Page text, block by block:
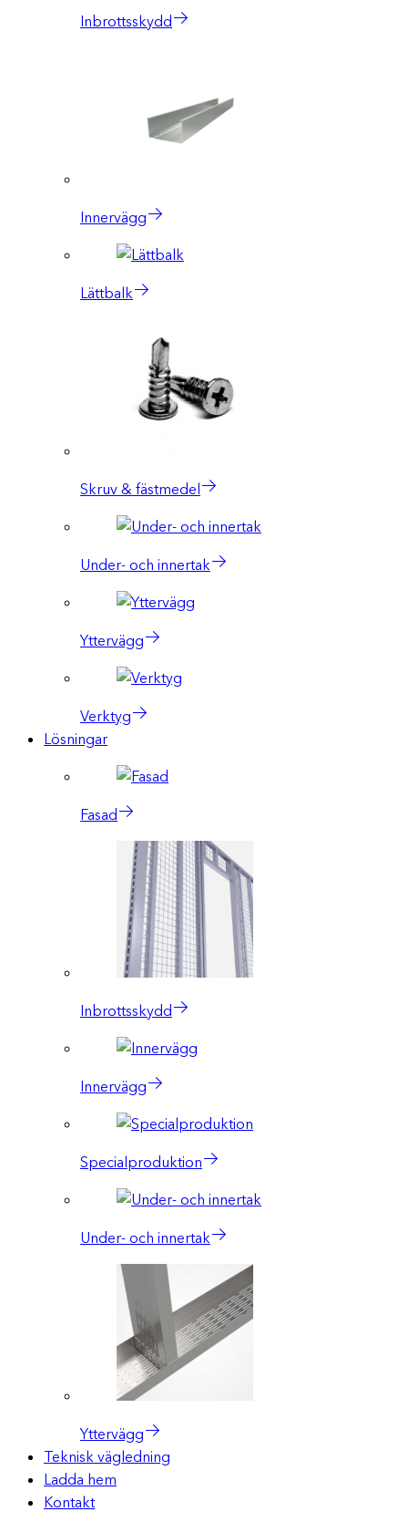
Inbrottsskydd
Innervägg
Lättbalk
Skruv & fästmedel
Under- och innertak
Yttervägg
Verktyg
Lösningar
Fasad
Inbrottsskydd
Innervägg
Specialproduktion
Under- och innertak
Yttervägg
Teknisk vägledning
Ladda hem
Kontakt